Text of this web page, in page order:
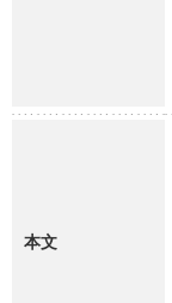
本文